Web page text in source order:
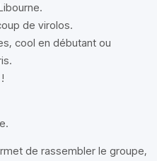
de virolos.
cool en débutant ou
de rassembler le groupe,